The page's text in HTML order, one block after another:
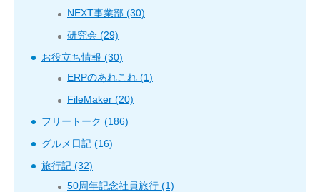
NEXT事業部 (30)
研究会 (29)
お役立ち情報 (30)
ERPのあれこれ (1)
FileMaker (20)
フリートーク (186)
グルメ日記 (16)
旅行記 (32)
50周年記念社員旅行 (1)